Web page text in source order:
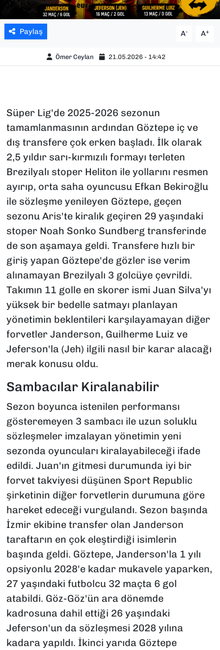
Paylaş A- A+
Ömer Ceylan 21.05.2026 - 14:42
Süper Lig'de 2025-2026 sezonun
tamamlanmasının ardından Göztepe iç ve
dış transfere çok erken başladı. İlk olarak
2,5 yıldır sarı-kırmızılı formayı terleten
Brezilyalı stoper Heliton ile yollarını resmen
ayırıp, orta saha oyuncusu Efkan Bekiroğlu
ile sözleşme yenileyen Göztepe, geçen
sezonu Aris'te kiralık geçiren 29 yaşındaki
stoper Noah Sonko Sundberg transferinde
de son aşamaya geldi. Transfere hızlı bir
giriş yapan Göztepe'de gözler ise verim
alınamayan Brezilyalı 3 golcüye çevrildi.
Takımın 11 golle en skorer ismi Juan Silva'yı
yüksek bir bedelle satmayı planlayan
yönetimin beklentileri karşılayamayan diğer
forvetler Janderson, Guilherme Luiz ve
Jeferson'la (Jeh) ilgili nasıl bir karar alacağı
merak konusu oldu.
Sambacılar Kiralanabilir
Sezon boyunca istenilen performansı
gösteremeyen 3 sambacı ile uzun soluklu
sözleşmeler imzalayan yönetimin yeni
sezonda oyuncuları kiralayabileceği ifade
edildi. Juan'ın gitmesi durumunda iyi bir
forvet takviyesi düşünen Sport Republic
şirketinin diğer forvetlerin durumuna göre
hareket edeceği vurgulandı. Sezon başında
İzmir ekibine transfer olan Janderson
taraftarın en çok eleştirdiği isimlerin
başında geldi. Göztepe, Janderson'la 1 yılı
opsiyonlu 2028'e kadar mukavele yaparken,
27 yaşındaki futbolcu 32 maçta 6 gol
atabildi. Göz-Göz'ün ara dönemde
kadrosuna dahil ettiği 26 yaşındaki
Jeferson'un da sözleşmesi 2028 yılına
kadara yapıldı. İkinci yarıda Göztepe